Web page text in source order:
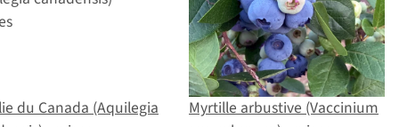
du Canada (Aquilegia
Myrtille arbustive (Vaccinium